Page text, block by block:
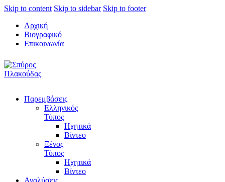
Skip to content Skip to sidebar Skip to footer
Αρχική
Βιογραφικό
Επικοινωνία
Παρεμβάσεις
Ελληνικός
Τύπος
Ηχητικά
Βίντεο
Ξένος
Τύπος
Ηχητικά
Βίντεο
Αναλύσεις